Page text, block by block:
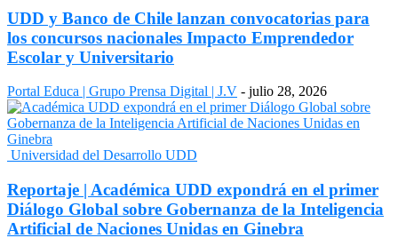
UDD y Banco de Chile lanzan convocatorias para
los concursos nacionales Impacto Emprendedor
Escolar y Universitario
Portal Educa | Grupo Prensa Digital | J.V - julio 28, 2026
Universidad del Desarrollo UDD
Reportaje | Académica UDD expondrá en el primer
Diálogo Global sobre Gobernanza de la Inteligencia
Artificial de Naciones Unidas en Ginebra